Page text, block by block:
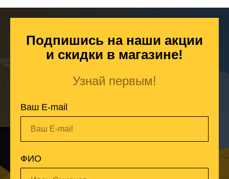
Подпишись на наши акции
и скидки в магазине!
Узнай первым!
Ваш E-mail
Ваш E-mail
ФИО